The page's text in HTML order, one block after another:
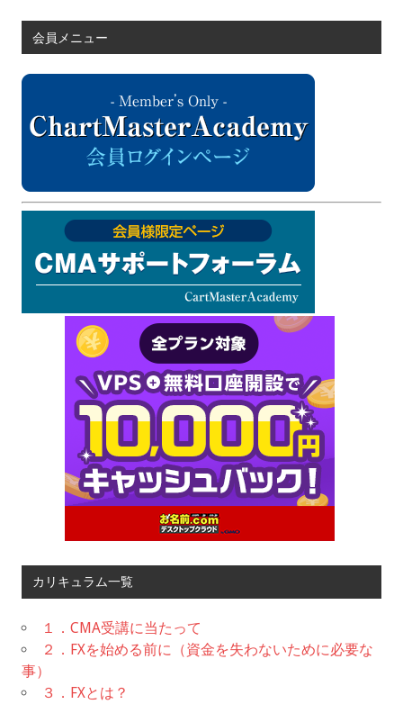
会員メニュー
カリキュラム一覧
１．CMA受講に当たって
２．FXを始める前に（資金を失わないために必要な
事）
３．FXとは？